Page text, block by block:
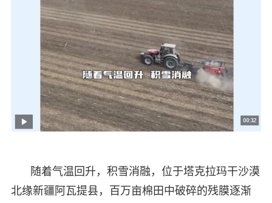
随着气温回升，积雪消融，位于塔克拉玛干沙漠
北缘新疆阿瓦提县，百万亩棉田中破碎的残膜逐渐